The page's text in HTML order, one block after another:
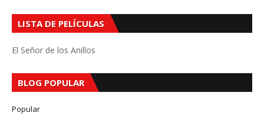
LISTA DE PELÍCULAS
El Señor de los Anillos
BLOG POPULAR
Popular